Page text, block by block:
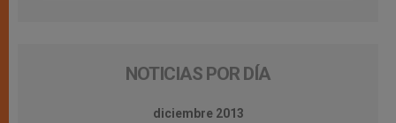
NOTICIAS POR DÍA
diciembre 2013